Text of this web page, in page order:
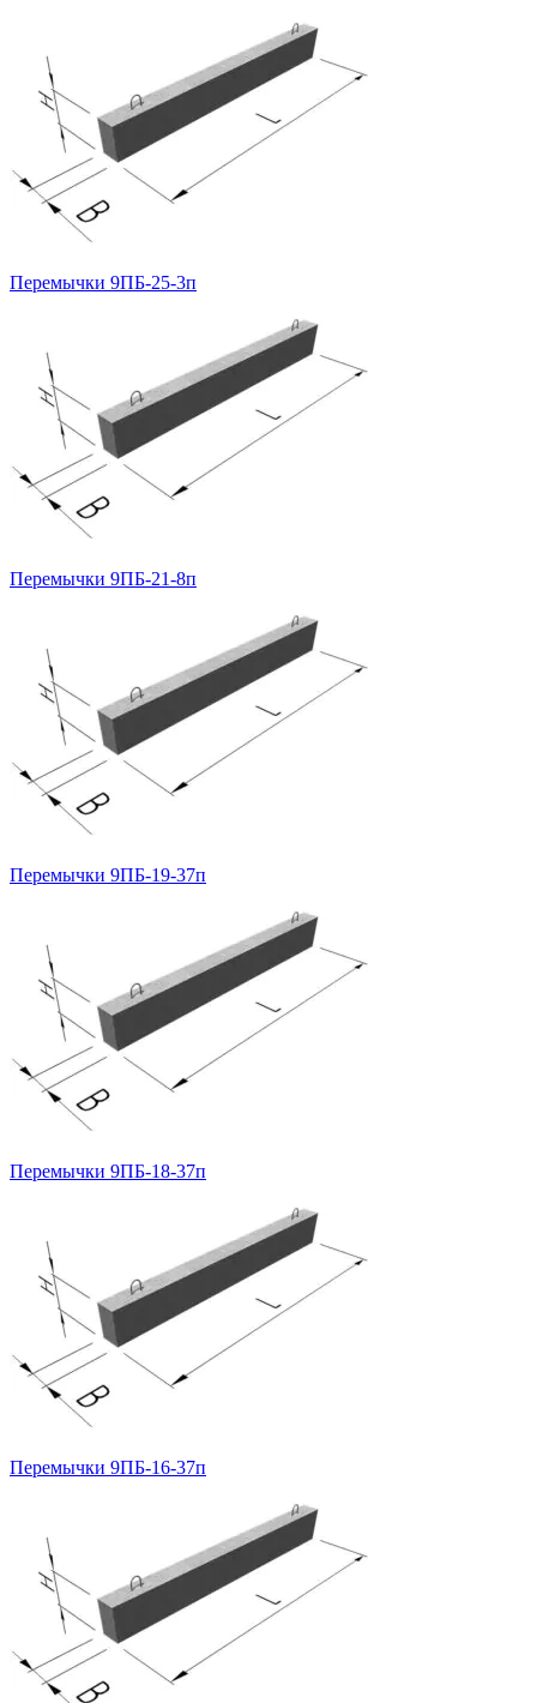
Перемычки 9ПБ-25-3п
Перемычки 9ПБ-21-8п
Перемычки 9ПБ-19-37п
Перемычки 9ПБ-18-37п
Перемычки 9ПБ-16-37п